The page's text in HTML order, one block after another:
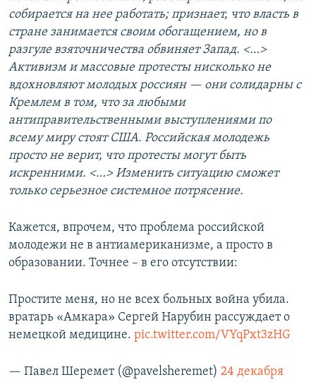
собирается на нее работать; признает, что власть в
стране занимается своим обогащением, но в
разгуле взяточничества обвиняет Запад. <…>
Активизм и массовые протесты нисколько не
вдохновляют молодых россиян — они солидарны с
Кремлем в том, что за любыми
антиправительственными выступлениями по
всему миру стоят США. Российская молодежь
просто не верит, что протесты могут быть
искренними. <…> Изменить ситуацию сможет
только серьезное системное потрясение.
Кажется, впрочем, что проблема российской
молодежи не в антиамериканизме, а просто в
образовании. Точнее – в его отсутствии:
Простите меня, но не всех больных война убила.
вратарь «Амкара» Сергей Нарубин рассуждает о
немецкой медицине. pic.twitter.com/VYqPxt3zHG
— Павел Шеремет (@pavelsheremet) 24 декабря